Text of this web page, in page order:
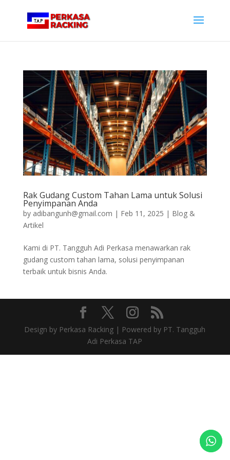
Rak Gudang Custom Tahan Lama untuk Solusi
Penyimpanan Anda
by adibangunh@gmail.com | Feb 11, 2025 | Blog &
Artikel
Kami di PT. Tangguh Adi Perkasa menawarkan rak
gudang custom tahan lama, solusi penyimpanan
terbaik untuk bisnis Anda.
Design by Perkasa Racking | Powered by PT. Tangguh
Adi Perkasa TAP